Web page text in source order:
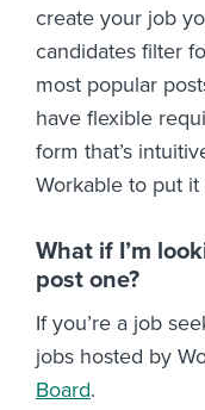
create your job
candidates filter
most popular
have flexible
form that’s
Workable to put it
What if I’m
post one?
If you’re a job
jobs hosted by
Board.